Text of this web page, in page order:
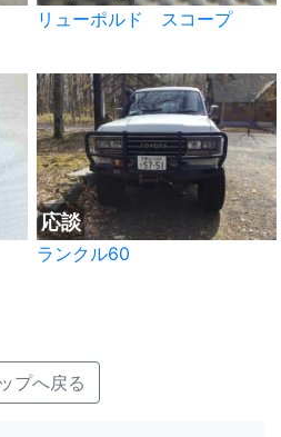
リューポルド スコープ
応談
ランクル60
プへ戻る